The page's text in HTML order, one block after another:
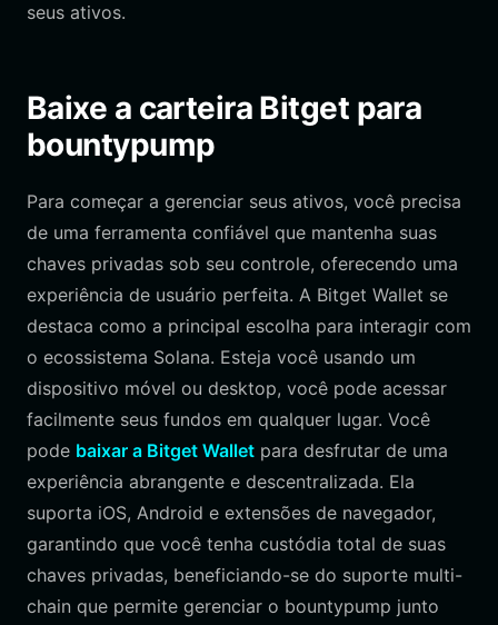
seus ativos.
Baixe a carteira Bitget para
bountypump
Para começar a gerenciar seus ativos, você precisa
de uma ferramenta confiável que mantenha suas
chaves privadas sob seu controle, oferecendo uma
experiência de usuário perfeita. A Bitget Wallet se
destaca como a principal escolha para interagir com
o ecossistema Solana. Esteja você usando um
dispositivo móvel ou desktop, você pode acessar
facilmente seus fundos em qualquer lugar. Você
pode baixar a Bitget Wallet para desfrutar de uma
experiência abrangente e descentralizada. Ela
suporta iOS, Android e extensões de navegador,
garantindo que você tenha custódia total de suas
chaves privadas, beneficiando-se do suporte multi-
chain que permite gerenciar o bountypump junto